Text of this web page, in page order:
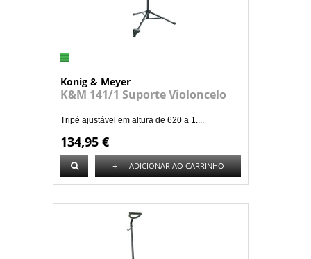
Konig & Meyer
K&M 141/1 Suporte Violoncelo
Tripé ajustável em altura de 620 a 1....
134,95 €
+ ADICIONAR AO CARRINHO